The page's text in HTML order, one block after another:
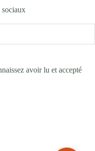
sociaux
avoir lu et accepté